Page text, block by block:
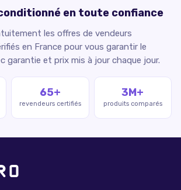
en toute confiance
les offres de vendeurs
en France pour vous garantir le
garantie et prix mis à jour chaque jour.
65+
revendeurs certifiés
3M+
produits comparés